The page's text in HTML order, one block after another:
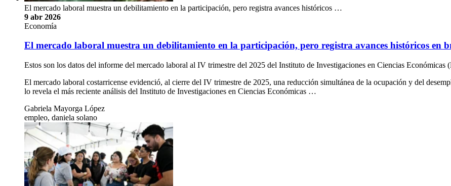
El mercado laboral muestra un debilitamiento en la participación, pero registra avances históricos …
9 abr 2026
Economía
El mercado laboral muestra un debilitamiento en la participación, pero registra avances históricos en
Estos son los datos del informe del mercado laboral al IV trimestre del 2025 del Instituto de Investigaciones en Ciencias
El mercado laboral costarricense evidenció, al cierre del IV trimestre de 2025, una reducción simultánea de la ocupación y del
lo revela el más reciente análisis del Instituto de Investigaciones en Ciencias Económicas …
Gabriela Mayorga López
empleo, daniela solano